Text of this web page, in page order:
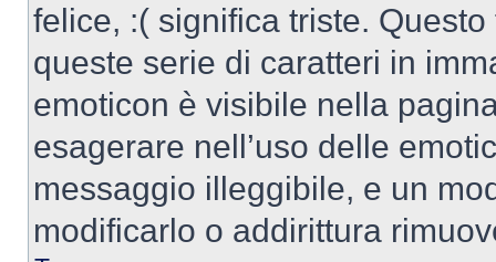
felice, :( significa triste.
queste serie di caratteri in
emoticon è visibile nella
esagerare nell’uso delle
messaggio illeggibile, e un
modificarlo o addirittura